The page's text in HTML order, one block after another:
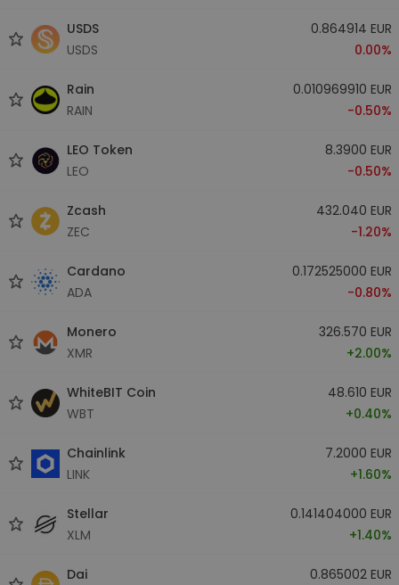
USDS
USDS
0.864914 EUR
0.00%
Rain
RAIN
0.010969910 EUR
-0.50%
LEO Token
LEO
8.3900 EUR
-0.50%
Zcash
ZEC
432.040 EUR
-1.20%
Cardano
ADA
0.172525000 EUR
-0.80%
Monero
XMR
326.570 EUR
+2.00%
WhiteBIT Coin
WBT
48.610 EUR
+0.40%
Chainlink
LINK
7.2000 EUR
+1.60%
Stellar
XLM
0.141404000 EUR
+1.40%
Dai
0.865002 EUR